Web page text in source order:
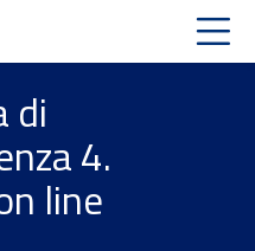
di
4.
line